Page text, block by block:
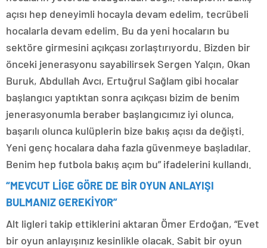
açısı hep deneyimli hocayla devam edelim, tecrübeli
hocalarla devam edelim. Bu da yeni hocaların bu
sektöre girmesini açıkçası zorlaştırıyordu. Bizden bir
önceki jenerasyonu sayabilirsek Sergen Yalçın, Okan
Buruk, Abdullah Avcı, Ertuğrul Sağlam gibi hocalar
başlangıcı yaptıktan sonra açıkçası bizim de benim
jenerasyonumla beraber başlangıcımız iyi olunca,
başarılı olunca kulüplerin bize bakış açısı da değişti.
Yeni genç hocalara daha fazla güvenmeye başladılar.
Benim hep futbola bakış açım bu” ifadelerini kullandı.
“MEVCUT LİGE GÖRE DE BİR OYUN ANLAYIŞI
BULMANIZ GEREKİYOR”
Alt ligleri takip ettiklerini aktaran Ömer Erdoğan, “Evet
bir oyun anlayışınız kesinlikle olacak. Sabit bir oyun